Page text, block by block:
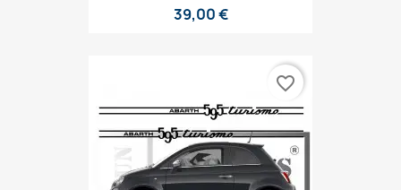
39,00 €
favorite_border